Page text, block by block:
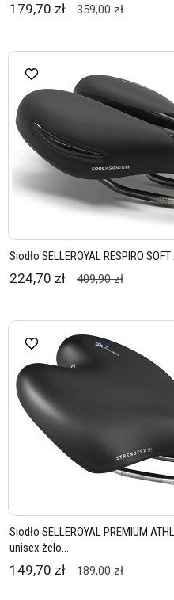
179,70 zł 359,00 zł
Siodło SELLEROYAL RESPIRO
224,70 zł 409,90 zł
Siodło SELLEROYAL PREMIUM
unisex żelo...
149,70 zł 189,00 zł